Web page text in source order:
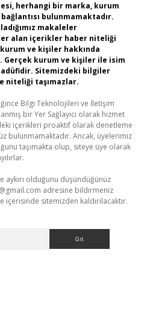
herhangi bir marka, kurum
bulunmamaktadır.
makaleler
alan içerikler haber niteliği
ve kişiler hakkında
Gerçek kurum ve kişiler ile isim
Sitemizdeki bilgiler
niteliği taşımazlar.
Bilgi Teknolojileri ve İletişim
bir Yer Sağlayıcı olarak hizmet
içerikleri proaktif olarak denetleme
bulunmamaktadır. Ancak, üyelerimiz
taşımakta olup, siteye üye olarak
aykırı olduğunu düşündüğünüz
adresine bildirmeniz
sitemizden kaldırılacaktır.